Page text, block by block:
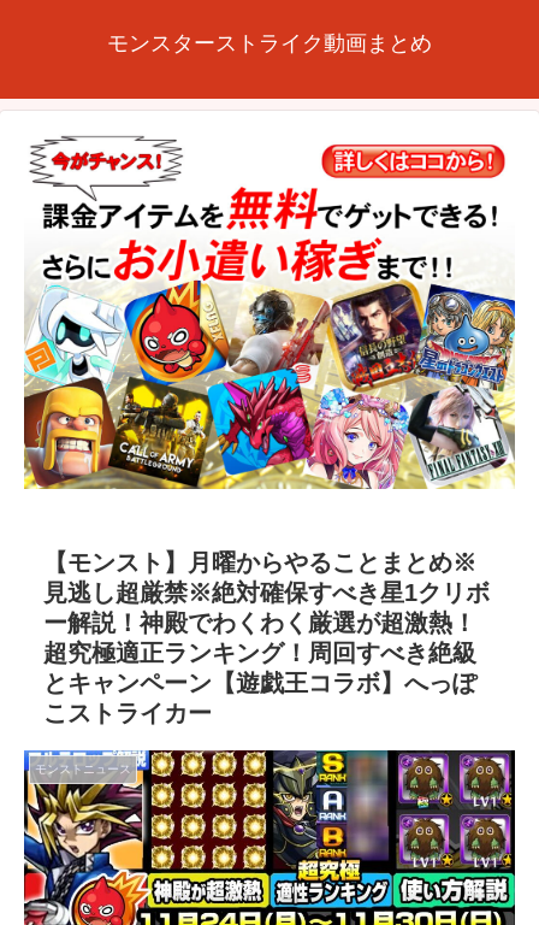
モンスターストライク動画まとめ
【モンスト】月曜からやることまとめ※
見逃し超厳禁※絶対確保すべき星1クリボ
ー解説！神殿でわくわく厳選が超激熱！
超究極適正ランキング！周回すべき絶級
とキャンペーン【遊戯王コラボ】へっぽ
こストライカー
モンストニュース